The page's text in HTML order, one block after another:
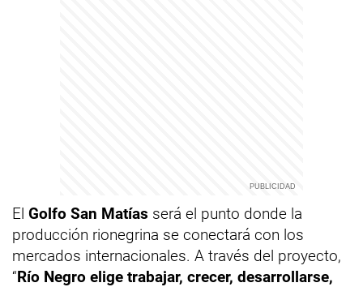
El Golfo San Matías será el punto donde la
producción rionegrina se conectará con los
mercados internacionales. A través del proyecto,
“Río Negro elige trabajar, crecer, desarrollarse,